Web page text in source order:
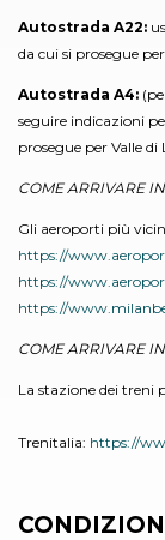
Autostrada A22:
da cui si prosegue
Autostrada A4:
seguire indicazioni
prosegue per Valle di
COME ARRIVARE
Gli aeroporti più
https://
https://
https://
COME ARRIVARE
La stazione dei
Per
Trenitalia: https://